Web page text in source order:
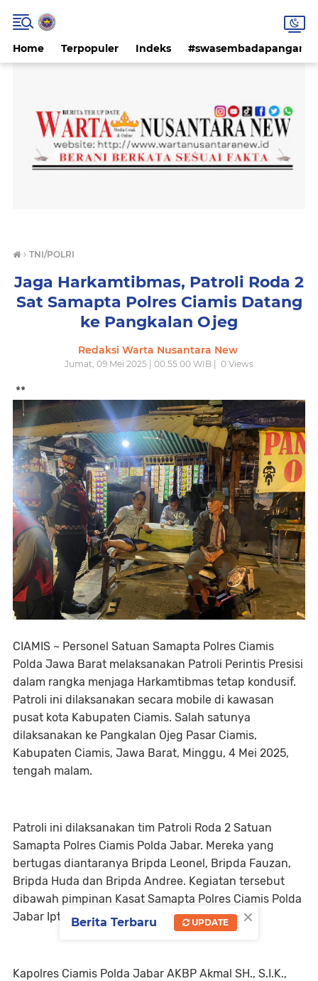
Home Terpopuler Indeks #swasembadapangan
› TNI/POLRI
Jaga Harkamtibmas, Patroli Roda 2
Sat Samapta Polres Ciamis Datang
ke Pangkalan Ojeg
Redaksi Warta Nusantara New
Jumat, 09 Mei 2025 | 00.55.00 WIB | 0 Views
**
CIAMIS ~ Personel Satuan Samapta Polres Ciamis
Polda Jawa Barat melaksanakan Patroli Perintis Presisi
dalam rangka menjaga Harkamtibmas tetap kondusif.
Patroli ini dilaksanakan secara mobile di kawasan
pusat kota Kabupaten Ciamis. Salah satunya
dilaksanakan ke Pangkalan Ojeg Pasar Ciamis,
Kabupaten Ciamis, Jawa Barat, Minggu, 4 Mei 2025,
tengah malam.
Patroli ini dilaksanakan tim Patroli Roda 2 Satuan
Samapta Polres Ciamis Polda Jabar. Mereka yang
bertugas diantaranya Bripda Leonel, Bripda Fauzan,
Bripda Huda dan Bripda Andree. Kegiatan tersebut
dibawah pimpinan Kasat Samapta Polres Ciamis Polda
Jabar Iptu Zezen Zaenal Mutaqin.
Kapolres Ciamis Polda Jabar AKBP Akmal SH., S.I.K.,
×
Berita Terbaru UPDATE